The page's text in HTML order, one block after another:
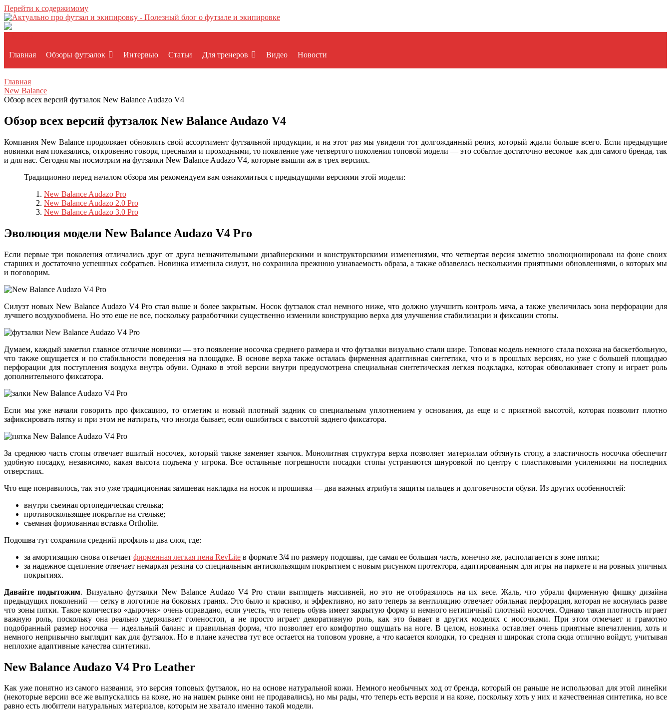
Перейти к содержимому
Главная Обзоры футзалок Интервью Статьи Для тренеров Видео Новости
Главная
New Balance
Обзор всех версий футзалок New Balance Audazo V4
Обзор всех версий футзалок New Balance Audazo V4
Компания New Balance продолжает обновлять свой ассортимент футзальной продукции, и на этот раз мы увидели тот долгожданный релиз, который ждали больше всего. Если предыдущие
новинки нам показались, откровенно говоря, пресными и проходными, то появление уже четвертого поколения топовой модели — это событие достаточно весомое как для самого бренда, так
и для нас. Сегодня мы посмотрим на футзалки New Balance Audazo V4, которые вышли аж в трех версиях.
Традиционно перед началом обзора мы рекомендуем вам ознакомиться с предыдущими версиями этой модели:
New Balance Audazo Pro
New Balance Audazo 2.0 Pro
New Balance Audazo 3.0 Pro
Эволюция модели New Balance Audazo V4 Pro
Если первые три поколения отличались друг от друга незначительными дизайнерскими и конструкторскими изменениями, что четвертая версия заметно эволюционировала на фоне своих
старших и достаточно успешных собратьев. Новинка изменила силуэт, но сохранила прежнюю узнаваемость образа, а также обзавелась несколькими приятными обновлениями, о которых мы
и поговорим.
Силуэт новых New Balance Audazo V4 Pro стал выше и более закрытым. Носок футзалок стал немного ниже, что должно улучшить контроль мяча, а также увеличилась зона перфорации для
лучшего воздухообмена. Но это еще не все, поскольку разработчики существенно изменили конструкцию верха для улучшения стабилизации и фиксации стопы.
Думаем, каждый заметил главное отличие новинки — это появление носочка среднего размера и что футзалки визуально стали шире. Топовая модель немного стала похожа на баскетбольную,
что также ощущается и по стабильности поведения на площадке. В основе верха также осталась фирменная адаптивная синтетика, что и в прошлых версиях, но уже с большей площадью
перфорации для поступления воздуха внутрь обуви. Однако в этой версии внутри предусмотрена специальная синтетическая легкая подкладка, которая обволакивает стопу и играет роль
дополнительного фиксатора.
Если мы уже начали говорить про фиксацию, то отметим и новый плотный задник со специальным уплотнением у основания, да еще и с приятной высотой, которая позволит плотно
зафиксировать пятку и при этом не натирать, что иногда бывает, если ошибиться с высотой заднего фиксатора.
За среднюю часть стопы отвечает вшитый носочек, который также заменяет язычок. Монолитная структура верха позволяет материалам обтянуть стопу, а эластичность носочка обеспечит
удобную посадку, независимо, какая высота подъема у игрока. Все остальные погрешности посадки стопы устраняются шнуровкой по центру с пластиковыми усилениями на последних
отверстиях.
Что еще понравилось, так это уже традиционная замшевая накладка на носок и прошивка — два важных атрибута защиты пальцев и долговечности обуви. Из других особенностей:
внутри съемная ортопедическая стелька;
противоскользящее покрытие на стельке;
съемная формованная вставка Ortholite.
Подошва тут сохранила средний профиль и два слоя, где:
за амортизацию снова отвечает фирменная легкая пена RevLite в формате 3/4 по размеру подошвы, где самая ее большая часть, конечно же, располагается в зоне пятки;
за надежное сцепление отвечает немаркая резина со специальным антискользящим покрытием с новым рисунком протектора, адаптированным для игры на паркете и на ровных уличных
покрытиях.
Давайте подытожим. Визуально футзалки New Balance Audazo V4 Pro стали выглядеть массивней, но это не отобразилось на их весе. Жаль, что убрали фирменную фишку дизайна
предыдущих поколений — сетку в логотипе на боковых гранях. Это было и красиво, и эффективно, но зато теперь за вентиляцию отвечает обильная перфорация, которая не коснулась разве
что зоны пятки. Такое количество «дырочек» очень оправдано, если учесть, что теперь обувь имеет закрытую форму и немного нетипичный плотный носочек. Однако такая плотность играет
важную роль, поскольку она реально удерживает голеностоп, а не просто играет декоративную роль, как это бывает в других моделях с носочками. При этом отмечает и грамотно
подобранный размер носочка — идеальный баланс и правильная форма, что позволяет его комфортно ощущать на ноге. В целом, новинка оставляет очень приятные впечатления, хоть и
немного непривычно выглядит как для футзалок. Но в плане качества тут все остается на топовом уровне, а что касается колодки, то средняя и широкая стопа сюда отлично войдут, учитывая
неплохие адаптивные качества синтетики.
New Balance Audazo V4 Pro Leather
Как уже понятно из самого названия, это версия топовых футзалок, но на основе натуральной кожи. Немного необычных ход от бренда, который он раньше не использовал для этой линейки
(некоторые версии все же выпускались на коже, но на нашем рынке они не продавались), но мы рады, что теперь есть версия и на коже, поскольку хоть у них и качественная синтетика, но все
равно есть любители натуральных материалов, которым не хватало именно такой модели.